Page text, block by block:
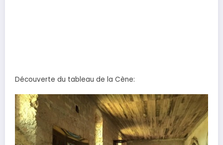
Découverte du tableau de la Cène: